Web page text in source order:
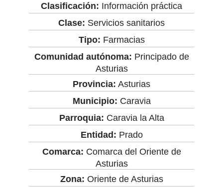
Clasificación: Información práctica
Clase: Servicios sanitarios
Tipo: Farmacias
Comunidad autónoma: Principado de
Asturias
Provincia: Asturias
Municipio: Caravia
Parroquia: Caravia la Alta
Entidad: Prado
Comarca: Comarca del Oriente de
Asturias
Zona: Oriente de Asturias